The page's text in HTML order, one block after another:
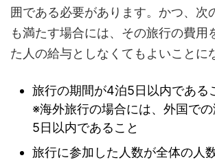
囲である必要があります。かつ、次
も満たす場合には、その旅行の費用
た人の給与としなくてもよいことに
旅行の期間が4泊5日以内である
※海外旅行の場合には、外国で
5日以内であること
旅行に参加した人数が全体の人